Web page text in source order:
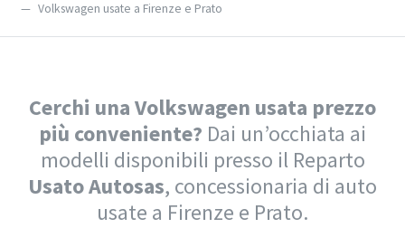
Volkswagen usate a Firenze e Prato
Cerchi una Volkswagen usata prezzo
più conveniente? Dai un’occhiata ai
modelli disponibili presso il Reparto
Usato Autosas, concessionaria di auto
usate a Firenze e Prato.